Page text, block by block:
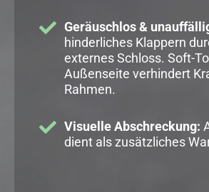
Geräuschlos &
hinderliches Klappern
externes Schloss. Soft-
Außenseite verhindert
Rahmen.
Visuelle Abschreckung:
dient als zusätzliches